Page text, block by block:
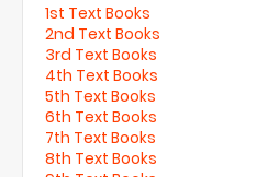
1st Text Books
2nd Text Books
3rd Text Books
4th Text Books
5th Text Books
6th Text Books
7th Text Books
8th Text Books